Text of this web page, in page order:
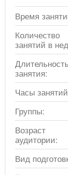
Время
Количество
занятий в
Длительность
занятия:
Часы
Группы:
Возраст
аудитории:
Вид